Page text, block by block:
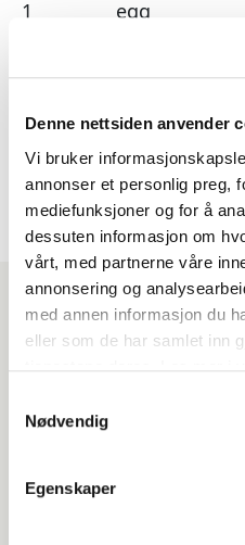
Denne nettsiden anvender
Vi bruker
annonser et personlig preg,
mediefunksjoner og for å
dessuten informasjon om
vårt, med partnerne våre
annonsering og
med annen informasjon du
eller som de har samlet inn
Nødvendig
Egenskaper
1
egg
Produkter